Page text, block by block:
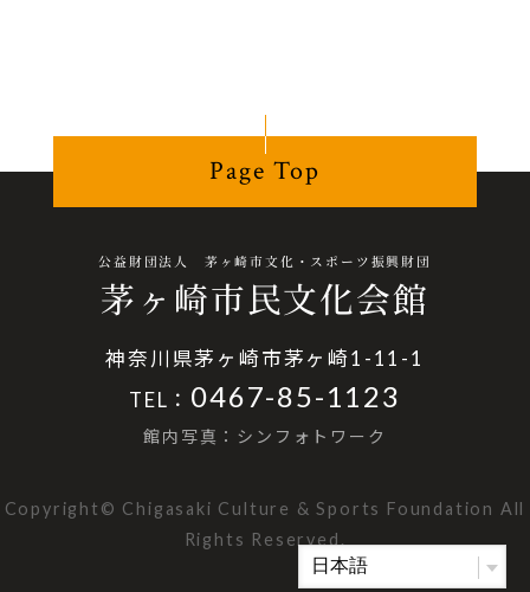
Page Top
公益財団法人 茅ヶ崎市文化・スポーツ振興財団
茅ヶ崎市民文化会館
神奈川県茅ヶ崎市茅ヶ崎1-11-1
TEL： 0467-85-1123
館内写真：シンフォトワーク
Copyright© Chigasaki Culture & Sports Foundation All
Rights Reserved.